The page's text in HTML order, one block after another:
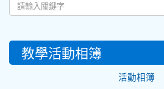
教學活動相簿
活動相簿